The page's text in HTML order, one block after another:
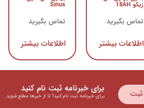
زیکو 18AH
تماس بگیرید
اطلاعات بیشتر
Sinus
تماس بگیرید
اطلاعات بیشتر
ثبت برای خبرنامه ثبت نام کنید
برای خبرنامه ثبت نام کنید! تا از خبرها مطلع شوید.